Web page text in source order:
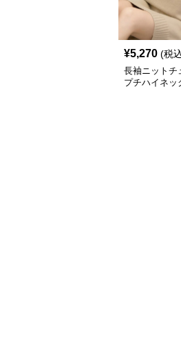
¥5,270 (税
長袖ニットチ
プチハイネッ